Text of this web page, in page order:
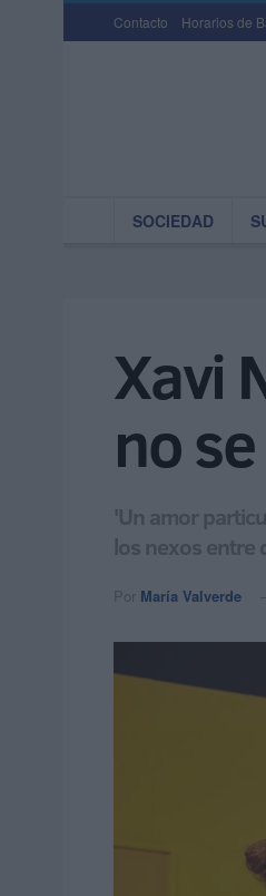
Contacto Horarios de
SOCIEDAD
Xavi
no
'Un amor
los nexos entre
Por María Valverde